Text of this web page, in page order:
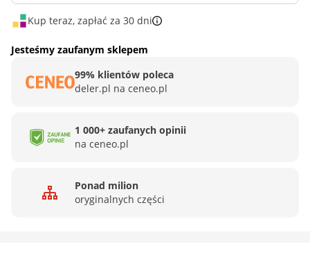
Kup teraz, zapłać za 30 dni
Jesteśmy zaufanym sklepem
99% klientów poleca
deler.pl na ceneo.pl
1 000+ zaufanych opinii
na ceneo.pl
Ponad milion
oryginalnych części